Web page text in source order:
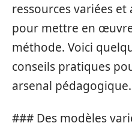
ressources variées
pour mettre en
méthode. Voici
conseils pratiques
arsenal pédagogique.
### Des modèles